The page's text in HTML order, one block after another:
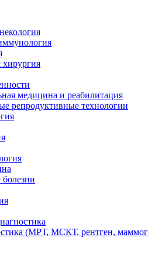
хирургия
медицина и реабилитация
репродуктивные технологии
(МРТ, МСКТ, рентген,